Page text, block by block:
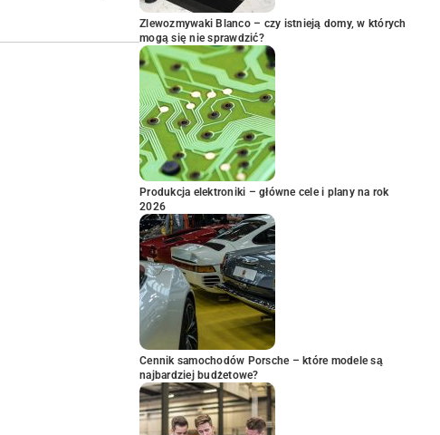
Zlewozmywaki Blanco – czy istnieją domy, w których
mogą się nie sprawdzić?
Produkcja elektroniki – główne cele i plany na rok
2026
Cennik samochodów Porsche – które modele są
najbardziej budżetowe?